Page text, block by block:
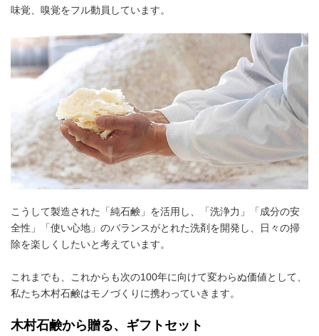
味覚、嗅覚をフル動員しています。
こうして製造された「純石鹸」を活用し、「洗浄力」「成分の安
全性」「使い心地」のバランスがとれた洗剤を開発し、日々の掃
除を楽しくしたいと考えています。
これまでも、これからも次の100年に向けて変わらぬ価値として、
私たち木村石鹸はモノづくりに携わっていきます。
木村石鹸から贈る、ギフトセット